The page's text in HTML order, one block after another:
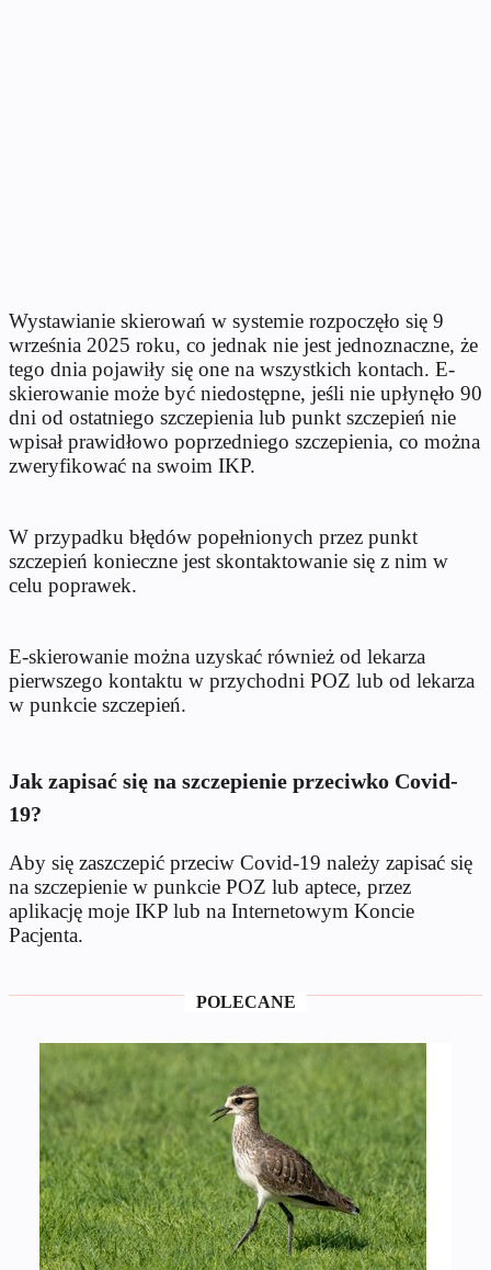
Wystawianie skierowań w systemie rozpoczęło się 9
września 2025 roku, co jednak nie jest jednoznaczne, że
tego dnia pojawiły się one na wszystkich kontach. E-
skierowanie może być niedostępne, jeśli nie upłynęło 90
dni od ostatniego szczepienia lub punkt szczepień nie
wpisał prawidłowo poprzedniego szczepienia, co można
zweryfikować na swoim IKP.
W przypadku błędów popełnionych przez punkt
szczepień konieczne jest skontaktowanie się z nim w
celu poprawek.
E-skierowanie można uzyskać również od lekarza
pierwszego kontaktu w przychodni POZ lub od lekarza
w punkcie szczepień.
Jak zapisać się na szczepienie przeciwko Covid-
19?
Aby się zaszczepić przeciw Covid-19 należy zapisać się
na szczepienie w punkcie POZ lub aptece, przez
aplikację moje IKP lub na Internetowym Koncie
Pacjenta.
POLECANE